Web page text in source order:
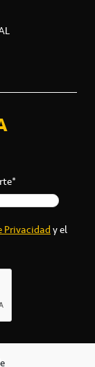
Privacidady el